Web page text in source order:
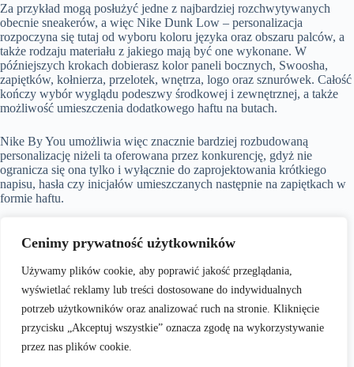
Cenimy prywatność użytkowników
Używamy plików cookie, aby poprawić jakość przeglądania,
wyświetlać reklamy lub treści dostosowane do indywidualnych
potrzeb użytkowników oraz analizować ruch na stronie. Kliknięcie
przycisku „Akceptuj wszystkie” oznacza zgodę na wykorzystywanie
przez nas plików cookie.
Za przykład mogą posłużyć jedne z najbardziej rozchwytywanych
obecnie sneakerów, a więc Nike Dunk Low – personalizacja
rozpoczyna się tutaj od wyboru koloru języka oraz obszaru palców, a
także rodzaju materiału z jakiego mają być one wykonane. W
późniejszych krokach dobierasz kolor paneli bocznych, Swoosha,
zapiętków, kołnierza, przelotek, wnętrza, logo oraz sznurówek. Całość
kończy wybór wyglądu podeszwy środkowej i zewnętrznej, a także
możliwość umieszczenia dodatkowego haftu na butach.
Nike By You umożliwia więc znacznie bardziej rozbudowaną
personalizację niżeli ta oferowana przez konkurencję, gdyż nie
ogranicza się ona tylko i wyłącznie do zaprojektowania krótkiego
napisu, hasła czy inicjałów umieszczanych następnie na zapiętkach w
formie haftu.
narzędziem Nike?
Proponowana przez Nike personalizacja Dunk, to bynajmniej nie
jedyna możliwość. Wśród produktów, które możesz stworzyć „od
zera” znajdziesz też Nike AF1 By You, Nike Dunk Panda By You,
Nike Air Max 95, Nike Zoom Mercurial Vapor, Air Hurache, Blazer
czy Air Max 97.